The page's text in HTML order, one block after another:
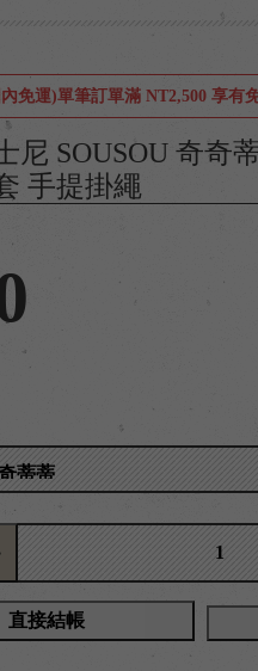
尼 SOUSOU 奇奇
手提掛繩
免運)單筆訂單滿 NT2,500 享有
直接結帳